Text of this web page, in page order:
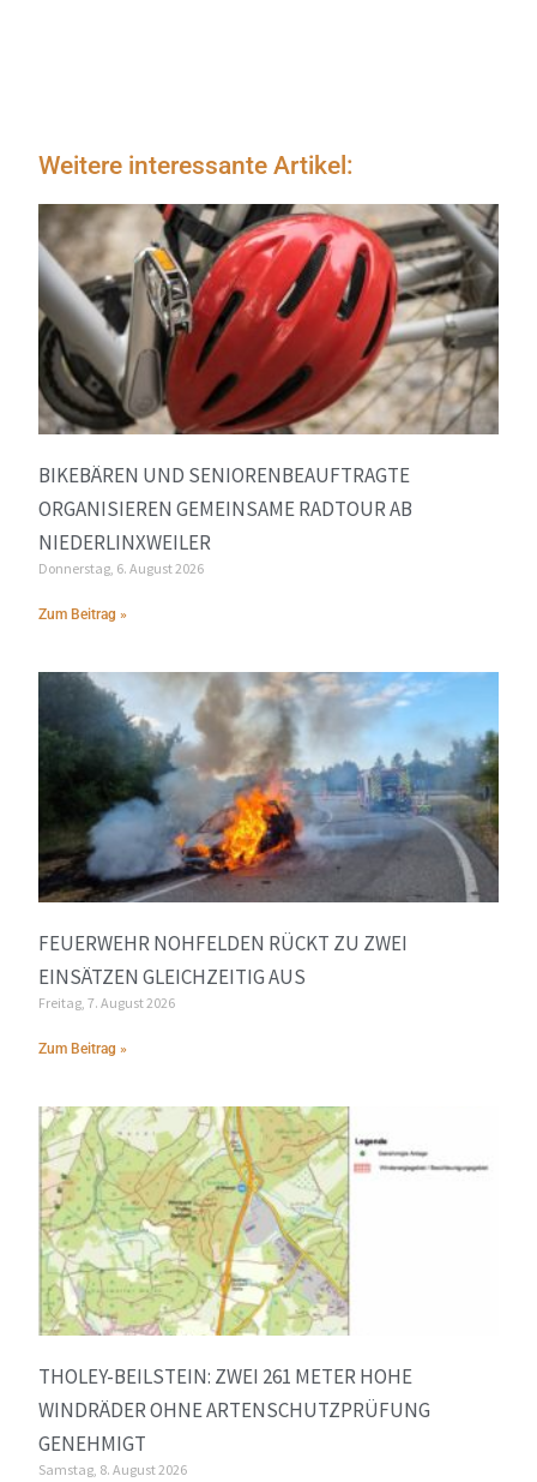
Weitere interessante Artikel:
BIKEBÄREN UND SENIORENBEAUFTRAGTE
ORGANISIEREN GEMEINSAME RADTOUR AB
NIEDERLINXWEILER
Donnerstag, 6. August 2026
Zum Beitrag »
FEUERWEHR NOHFELDEN RÜCKT ZU ZWEI
EINSÄTZEN GLEICHZEITIG AUS
Freitag, 7. August 2026
Zum Beitrag »
THOLEY-BEILSTEIN: ZWEI 261 METER HOHE
WINDRÄDER OHNE ARTENSCHUTZPRÜFUNG
GENEHMIGT
Samstag, 8. August 2026